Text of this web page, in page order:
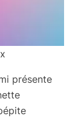
présente